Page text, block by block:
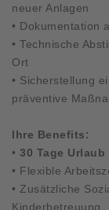
neuer Anlagen
• Dokumentation
• Technische
Ort
• Sicherstellung
präventive
Ihre Benefits:
• 30 Tage Urlaub
• Flexible
• Zusätzliche
Kinderbetreuung